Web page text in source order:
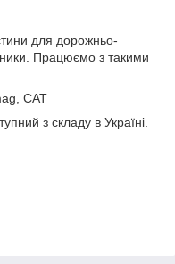
для дорожньо-
Працюємо з такими
CAT
з складу в Україні.